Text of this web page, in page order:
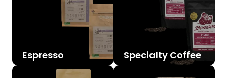
Espresso Specialty Coffee